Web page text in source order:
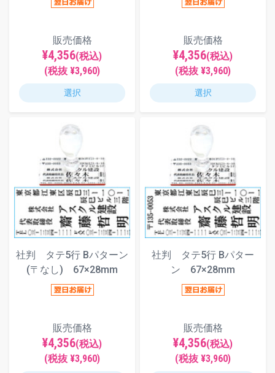
販売価格
¥4,356(税込)
(税抜 ¥3,960)
選択
販売価格
¥4,356(税込)
(税抜 ¥3,960)
選択
社判 タテ5行 Bパターン
(〒なし) 67×28mm
販売価格
¥4,356(税込)
(税抜 ¥3,960)
社判 タテ5行 Bパター
ン 67×28mm
販売価格
¥4,356(税込)
(税抜 ¥3,960)